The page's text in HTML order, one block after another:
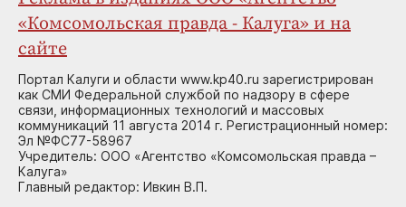
«Комсомольская правда - Калуга» и на
сайте
Портал Калуги и области www.kp40.ru зарегистрирован
как СМИ Федеральной службой по надзору в сфере
связи, информационных технологий и массовых
коммуникаций 11 августа 2014 г. Регистрационный номер:
Эл №ФС77-58967
Учредитель: ООО «Агентство «Комсомольская правда –
Калуга»
Главный редактор: Ивкин В.П.